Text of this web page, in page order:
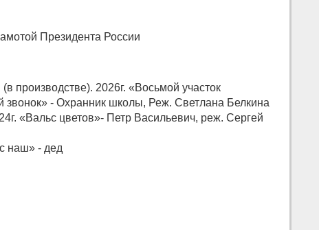
Президента России
производстве). 2026г. «Восьмой участок
звонок» - Охранник школы, Реж. Светлана Белкина
«Вальс цветов»- Петр Васильевич, реж. Сергей
наш» - дед